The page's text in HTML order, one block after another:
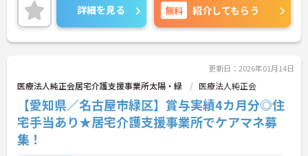
詳細を見る 無料 紹介してもらう
更新日：2026年01月14日
医療法人純正会居宅介護支援事業所太陽・緑 医療法人純正会
【愛知県／名古屋市緑区】賞与実績4カ月分◎住
宅手当あり★居宅介護支援事業所でケアマネ募
集！